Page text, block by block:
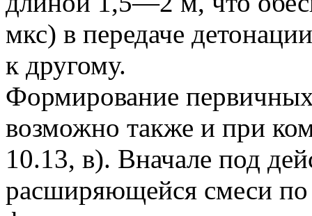
мкс) в передаче
к другому.
Формирование
возможно также и при
10.13, в). Вначале под
расширяющейся смеси